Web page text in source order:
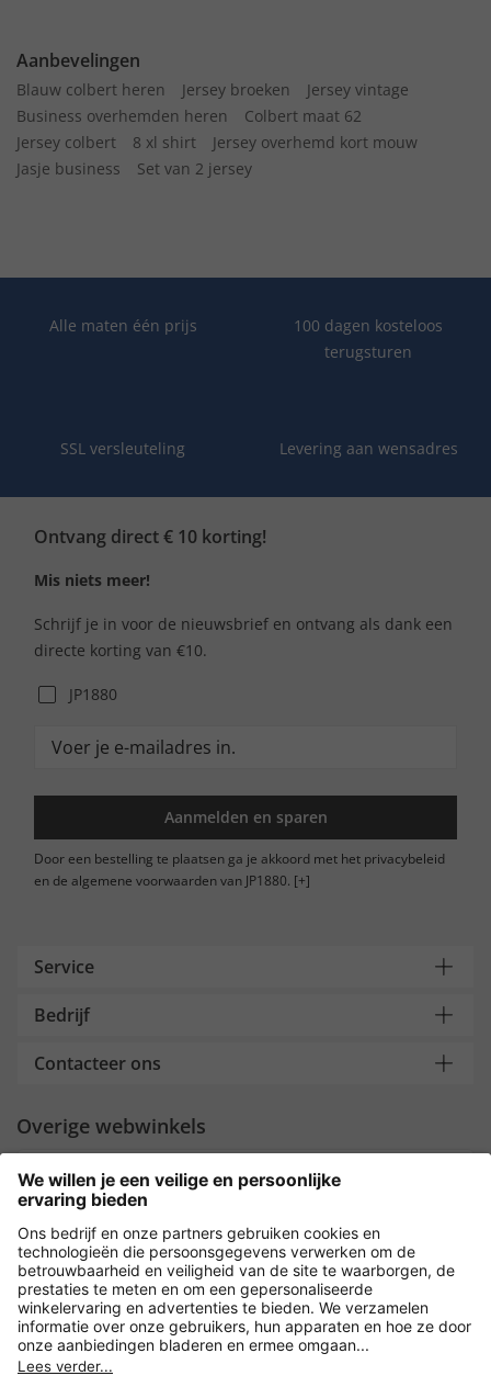
Aanbevelingen
Blauw colbert heren Jersey broeken
Jersey vintage
Business overhemden heren
Colbert maat 62
Jersey colbert
8 xl shirt
Jersey overhemd kort mouw
Jasje business
Set van 2 jersey
Alle maten één prijs
100 dagen kosteloos
terugsturen
SSL versleuteling Levering aan wensadres
Ontvang direct € 10 korting!
Mis niets meer!
Schrijf je in voor de nieuwsbrief en ontvang als dank een
directe korting van €10.
JP1880
Aanmelden en sparen
Door een bestelling te plaatsen ga je akkoord met het privacybeleid
en de algemene voorwaarden van JP1880. [+]
Service
Bedrijf
Contacteer ons
Overige webwinkels
Nederland
Payment and Delivery
Versleuteling met